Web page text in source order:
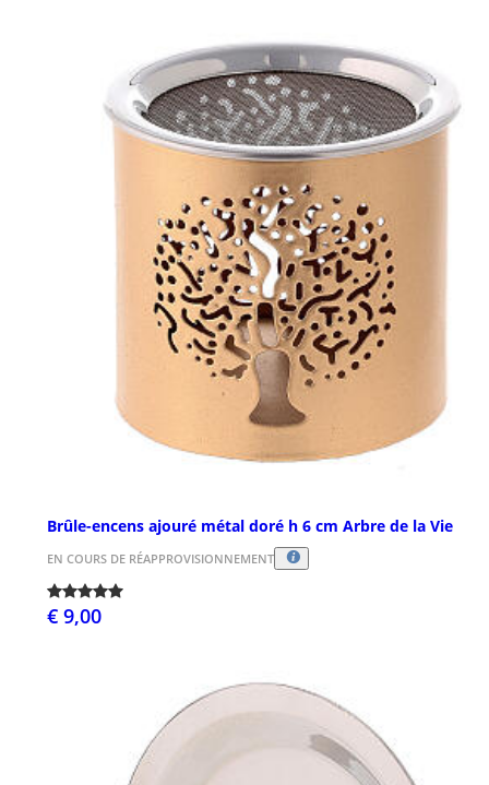
Brûle-encens ajouré métal doré h 6 cm Arbre de la Vie
EN COURS DE RÉAPPROVISIONNEMENT
€ 9,00